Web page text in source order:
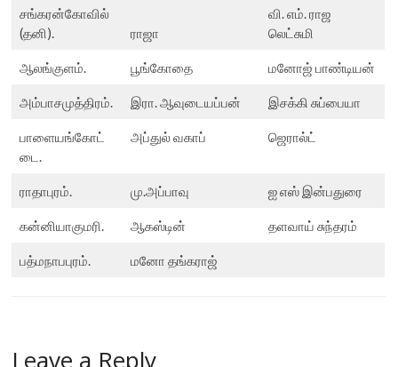
சங்கரன்கோவில்
(தனி).
ராஜா
வி. எம். ராஜ
லெட்சுமி
ஆலங்குளம். பூங்கோதை மனோஜ் பாண்டியன்
அம்பாசமுத்திரம். இரா. ஆவுடையப்பன் இசக்கி சுப்பையா
பாளையங்கோட்
டை.
அப்துல் வகாப் ஜெரால்ட்
ராதாபுரம். மு.அப்பாவு ஐ எஸ் இன்பதுரை
கன்னியாகுமரி. ஆகஸ்டின் தளவாய் சுந்தரம்
பத்மநாபபுரம். மனோ தங்கராஜ்
Leave a Reply